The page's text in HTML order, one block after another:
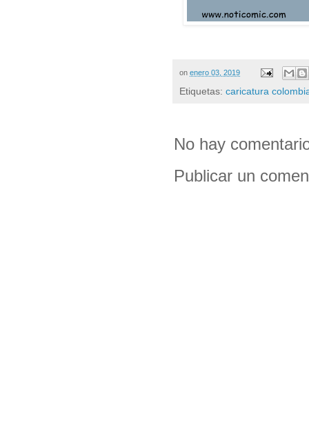
on enero 03, 2019
Etiquetas: caricatura
No hay
Publicar un